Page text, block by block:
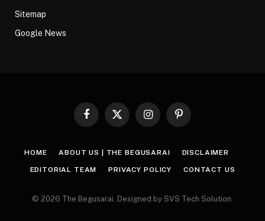
Sitemap
Google News
Facebook
X
InstagramPinterest
HOME ABOUT US | THE BEGUSARAI DISCLAIMER
EDITORIAL TEAM PRIVACY POLICY CONTACT US
© 2026 The Begusarai. Designed by SVS Tech Solution.